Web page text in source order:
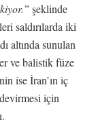
şeklinde
saldırılarda iki
altında sunulan
ve balistik füze
ise İran’ın iç
için